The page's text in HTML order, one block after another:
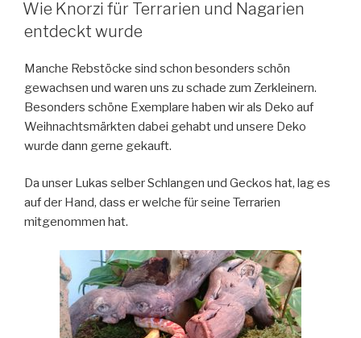
Wie Knorzi für Terrarien und Nagarien
entdeckt wurde
Manche Rebstöcke sind schon besonders schön
gewachsen und waren uns zu schade zum Zerkleinern.
Besonders schöne Exemplare haben wir als Deko auf
Weihnachtsmärkten dabei gehabt und unsere Deko
wurde dann gerne gekauft.
Da unser Lukas selber Schlangen und Geckos hat, lag es
auf der Hand, dass er welche für seine Terrarien
mitgenommen hat.